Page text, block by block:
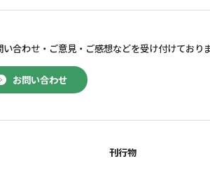
お問い合わせ
合わせ・ ご意見・ご感想などを受け付けておりま
刊行物